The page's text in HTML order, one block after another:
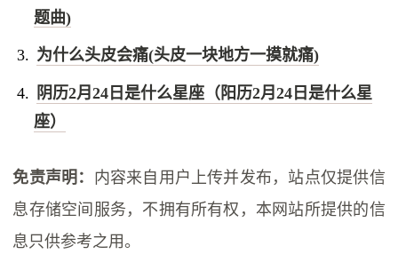
题曲)
为什么头皮会痛(头皮一块地方一摸就痛)
阴历2月24日是什么星座（阳历2月24日是什么星
座）
免责声明： 内容来自用户上传并发布，站点仅提供信
息存储空间服务，不拥有所有权，本网站所提供的信
息只供参考之用。